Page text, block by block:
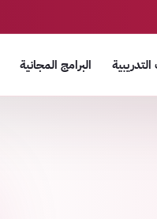
البرامج المجانية